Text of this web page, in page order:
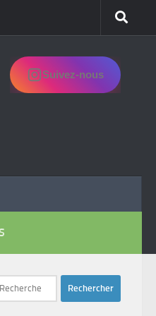
Suivez-nous
: